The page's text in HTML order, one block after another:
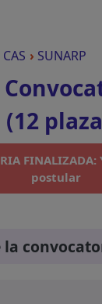
› SUNARP
(12
postular
la